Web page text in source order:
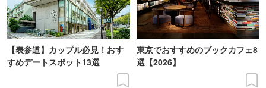
【表参道】カップル必見！おす
すめデートスポット13選
東京でおすすめのブックカフェ8
選【2026】